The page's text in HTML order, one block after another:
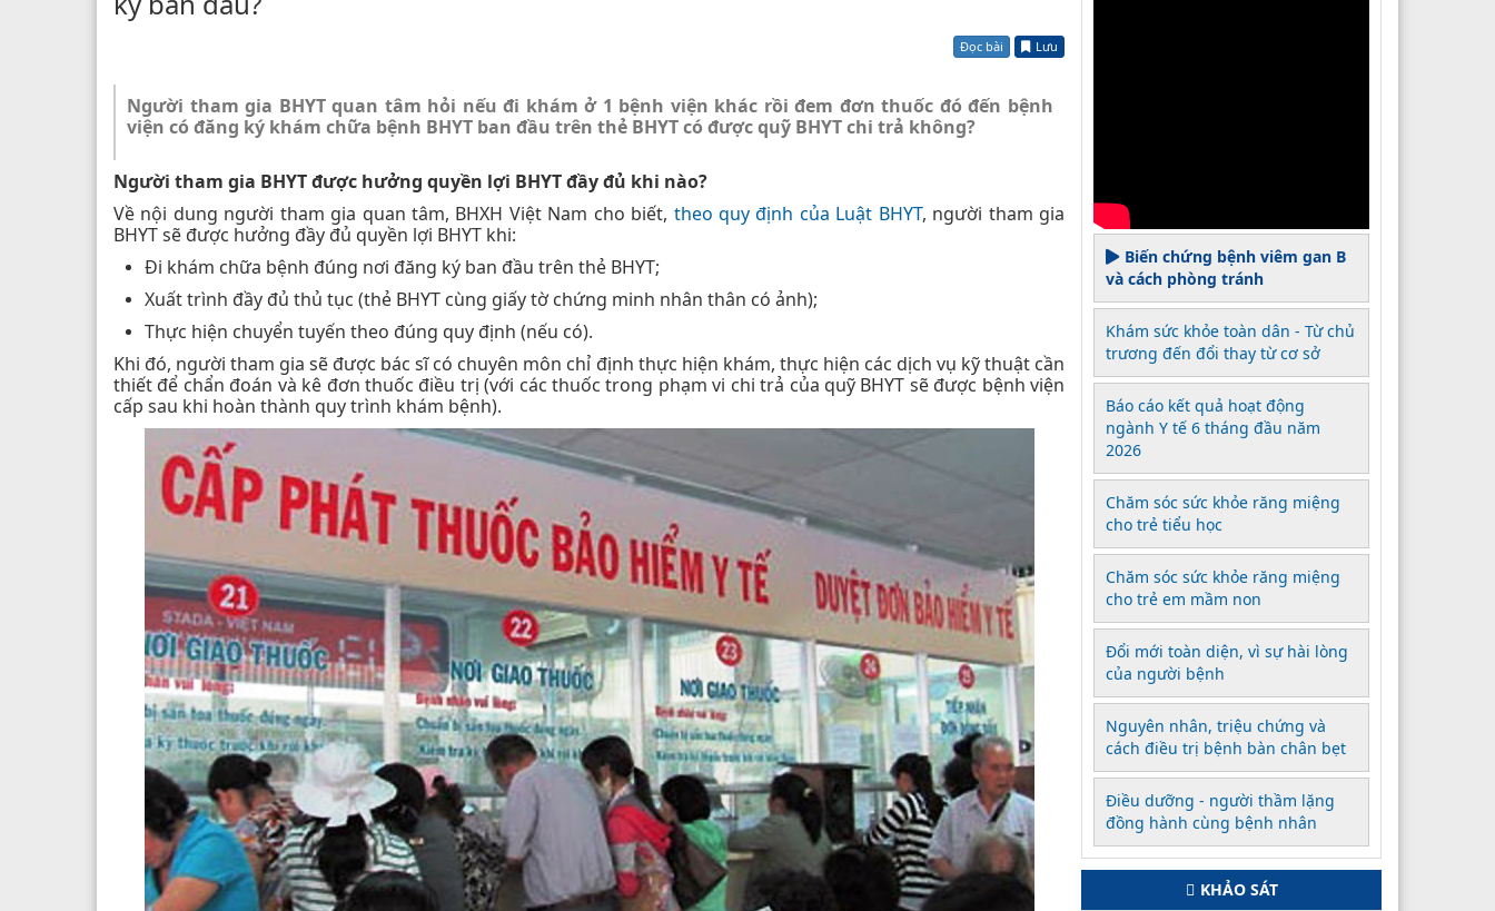
Đọc bài Lưu
Người tham gia BHYT quan tâm hỏi nếu đi khám ở 1 bệnh viện khác rồi đem đơn thuốc đó đến bệnh
viện có đăng ký khám chữa bệnh BHYT ban đầu trên thẻ BHYT có được quỹ BHYT chi trả không?
Người tham gia BHYT được hưởng quyền lợi BHYT đầy đủ khi nào?
Về nội dung người tham gia quan tâm, BHXH Việt Nam cho biết, theo quy định của Luật BHYT, người tham gia
BHYT sẽ được hưởng đầy đủ quyền lợi BHYT khi:
Đi khám chữa bệnh đúng nơi đăng ký ban đầu trên thẻ BHYT;
Xuất trình đầy đủ thủ tục (thẻ BHYT cùng giấy tờ chứng minh nhân thân có ảnh);
Thực hiện chuyển tuyến theo đúng quy định (nếu có).
Khi đó, người tham gia sẽ được bác sĩ có chuyên môn chỉ định thực hiện khám, thực hiện các dịch vụ kỹ thuật cần
thiết để chẩn đoán và kê đơn thuốc điều trị (với các thuốc trong phạm vi chi trả của quỹ BHYT sẽ được bệnh viện
cấp sau khi hoàn thành quy trình khám bệnh).
Biến chứng bệnh viêm gan B
và cách phòng tránh
Khám sức khỏe toàn dân - Từ chủ
trương đến đổi thay từ cơ sở
Báo cáo kết quả hoạt động
ngành Y tế 6 tháng đầu năm
2026
Chăm sóc sức khỏe răng miệng
cho trẻ tiểu học
Chăm sóc sức khỏe răng miệng
cho trẻ em mầm non
Đổi mới toàn diện, vì sự hài lòng
của người bệnh
Nguyên nhân, triệu chứng và
cách điều trị bệnh bàn chân bẹt
Điều dưỡng - người thầm lặng
đồng hành cùng bệnh nhân
KHẢO SÁT